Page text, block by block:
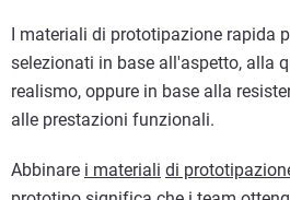
I materiali di prototipazione rapida
selezionati in base all'aspetto, alla
realismo, oppure in base alla
alle prestazioni funzionali.
Abbinare i materiali di